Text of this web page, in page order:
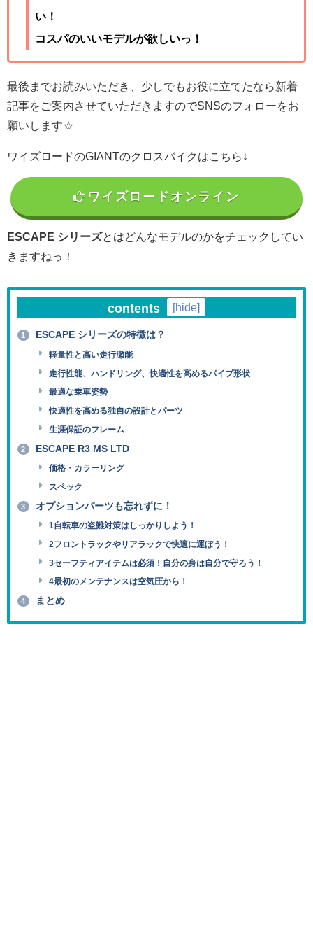
い！
コスパのいいモデルが欲しいっ！
最後までお読みいただき、少しでもお役に立てたなら新着
記事をご案内させていただきますのでSNSのフォローをお
願いします☆
ワイズロードのGIANTのクロスバイクはこちら↓
ワイズロードオンライン
ESCAPE シリーズとはどんなモデルのかをチェックしてい
きますねっ！
contents [hide]
1 ESCAPE シリーズの特徴は？
軽量性と高い走行瀬能
走行性能、ハンドリング、快適性を高めるパイプ形状
最適な乗車姿勢
快適性を高める独自の設計とパーツ
生涯保証のフレーム
2 ESCAPE R3 MS LTD
価格・カラーリング
スペック
3 オプションパーツも忘れずに！
1自転車の盗難対策はしっかりしよう！
2フロントラックやリアラックで快適に運ぼう！
3セーフティアイテムは必須！自分の身は自分で守ろう！
4最初のメンテナンスは空気圧から！
4 まとめ